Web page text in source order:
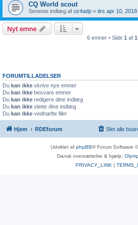
CQ World scout
Seneste indlæg af oz4adp « tirs apr 10, 2018
Nyt emne
6 emner • Side 1 af 1
FORUMTILLADELSER
Du kan ikke skrive nye emner
Du kan ikke besvare emner
Du kan ikke redigere dine indlæg
Du kan ikke slette dine indlæg
Du kan ikke vedhæfte filer
Hjem RDEforum Slet alle
Udviklet af phpBB® Forum Software
Dansk oversættelse & hjælp:
PRIVACY_LINK |